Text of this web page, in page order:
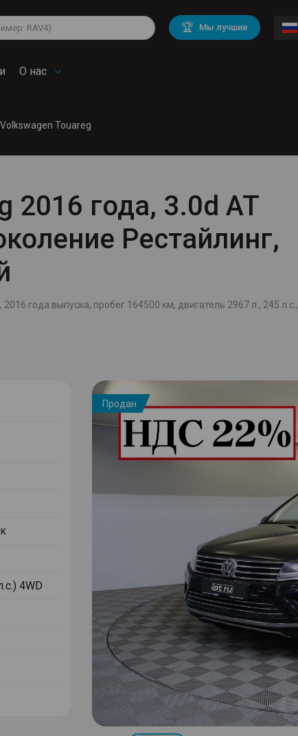
🏆 Мы лучшие
О нас
Mitsubishi BMW
Chevrolet Volvo
Volkswagen Touareg
2016 года, 3.0d AT
Рестайлинг,
года выпуска, пробег 164500 км, двигатель 2967 л., 245 л.с.,
4WD
Продан